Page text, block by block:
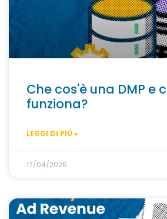
Che cos'è una DMP e
funziona?
LEGGI DI PIÙ »
17/04/2026